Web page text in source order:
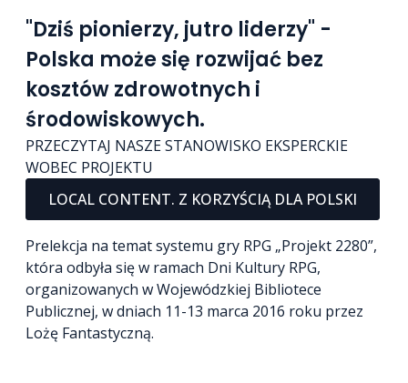
"Dziś pionierzy, jutro liderzy" -
Polska może się rozwijać bez
kosztów zdrowotnych i
środowiskowych.
PRZECZYTAJ NASZE STANOWISKO EKSPERCKIE
WOBEC PROJEKTU
LOCAL CONTENT. Z KORZYŚCIĄ DLA POLSKI
Prelekcja na temat systemu gry RPG „Projekt 2280”,
która odbyła się w ramach Dni Kultury RPG,
organizowanych w Wojewódzkiej Bibliotece
Publicznej, w dniach 11-13 marca 2016 roku przez
Lożę Fantastyczną.